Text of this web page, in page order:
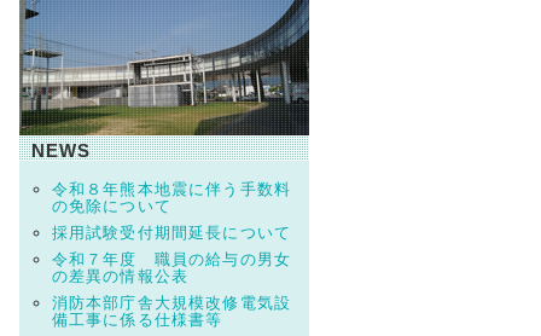
NEWS
令和８年熊本地震に伴う手数料
の免除について
採用試験受付期間延長について
令和７年度 職員の給与の男女
の差異の情報公表
消防本部庁舎大規模改修電気設
備工事に係る仕様書等